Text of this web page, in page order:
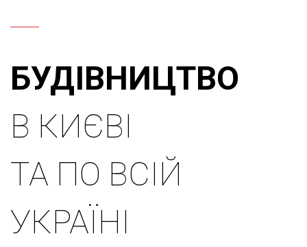
БУДІВНИЦТВО
В КИЄВІ
ТА ПО ВСІЙ
УКРАЇНІ